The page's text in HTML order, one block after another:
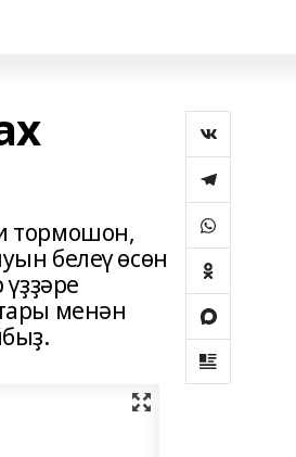
тормошон,
белеү өсөн
менән